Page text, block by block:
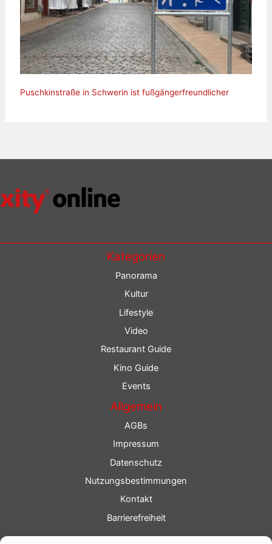
Puschkinstraße in Schwerin ist fußgängerfreundlicher
Kategorien
Panorama
Kultur
Lifestyle
Video
Restaurant Guide
Kino Guide
Events
Allgemein
AGBs
Impressum
Datenschutz
Nutzungsbestimmungen
Kontakt
Barrierefreiheit